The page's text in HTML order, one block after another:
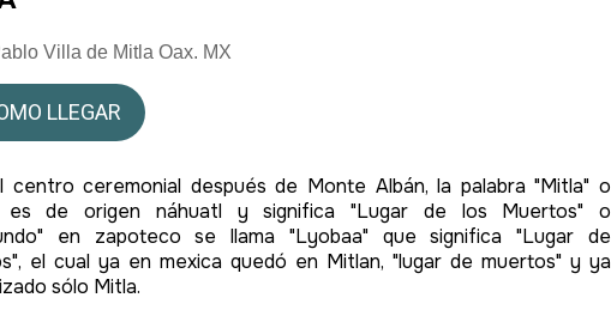
Villa de Mitla Oax. MX
LLEGAR
centro ceremonial después de Monte Albán, la palabra "Mitla" o
es de origen náhuatl y significa "Lugar de los Muertos" o
en zapoteco se llama "Lyobaa" que significa "Lugar de
el cual ya en mexica quedó en Mitlan, "lugar de muertos" y ya
sólo Mitla.